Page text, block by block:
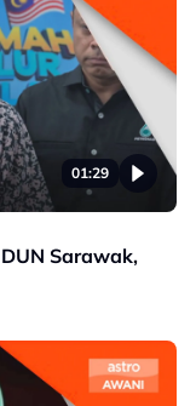
01:29
Sarawak,